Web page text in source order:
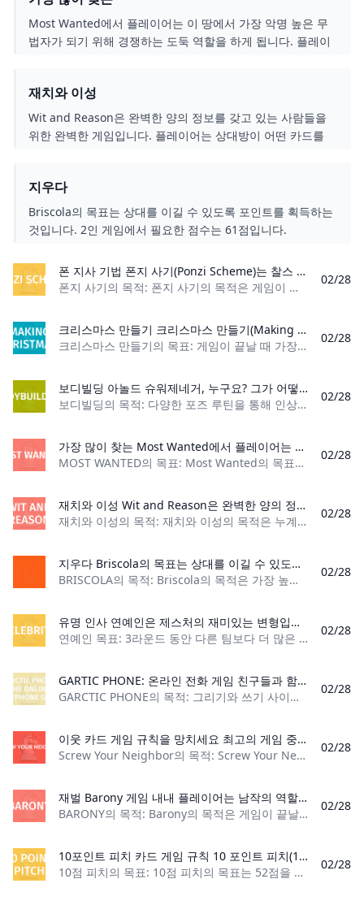
Most Wanted에서 플레이어는 이 땅에서 가장 악명 높은 무
법자가 되기 위해 경쟁하는 도둑 역할을 하게 됩니다. 플레이
는 한 문제가 되지 않습니다. 플레이어는 자신의 삶을 바로잡
고 모든 불쾌한 행위에 대해 교회에서 회개하기로 선택할 수
있으며, 보석금을 지불하기 위해 열심히 하루 일을 해야 할 수
재치와 이성
Wit and Reason은 완벽한 양의 정보를 갖고 있는 사람들을
위한 완벽한 게임입니다. 플레이어는 상대방이 어떤 카드를
벽한 수의 카드를 플레이하여 합이 31이 되도록 하는 것입니
다.
지우다
Briscola의 목표는 상대를 이길 수 있도록 포인트를 획득하는
것입니다. 2인 게임에서 필요한 점수는 61점입니다.
폰 지사 기법 폰지 사기(Ponzi Scheme)는 찰스 폰지가 1900년대 역사상 가장 악명 높은 금융 사기를 저지르기 위해 사용한 기술을 설명하는 데 사용되는 용어입니다. 플레이어는 게임이 진행되는 동안 사기꾼으로 행동합니다. 이들은 투자자를 속여 사기성 투자에 자금을 조달하도록 시도합니다. 플레이어는 파산을 피하고 포인트를 얻습니다. 누가 가장 오랫동안 플레이할 수 있을까요?
폰지 사기의 목적: 폰지 사기의 목적은 게임이 끝날 때 가장 많은 점수를 얻은 플레이어가 되는 것입니다. 플레이어 수: 3~5명 재료: 거래 봉투 1개, 현금, 시간 마커
02/28
크리스마스 만들기 크리스마스 만들기(Making Christmas)는 크리스마스의 악몽(The Nightmare Before Christmas) 세계를 배경으로 한 퍼즐 세트 컬렉션 카드 게임입니다. 플레이어는 장난감 부품을 배열하고 결합하여 장난감 조립을 완료하는 데 도움을 주어야 합니다. 이를 통해 플레이어는 목표 카드를 수집할 수 있으며, 게임이 끝날 때 가장 많은 목표 카드를 가진 플레이어가 승리합니다.
크리스마스 만들기의 목표: 게임이 끝날 때 가장 많은 골을 넣은 플레이어가 되세요. 플레이어 수: 2~6명 내용: 작업대 타일 4개, 장난감 부품 카드 40개, 목표 카
02/28
보디빌딩 아놀드 슈워제네거, 누구요? 그가 어떻게 최고로 알려지게 되었는지 알아보고, 스포츠로서의 보디빌딩 규칙을 배우십시오.
보디빌딩의 목적: 다양한 포즈 루틴을 통해 인상적인 수준의 근육질을 선보여 심사위원단의 가장 큰 호감을 얻습니다. 플레이어 수: 2명 이상 재료: 포즈를 취하는 트렁
02/28
가장 많이 찾는 Most Wanted에서 플레이어는 이 땅에서 가장 악명 높은 무법자가 되기 위해 경쟁하는 도둑 역할을 하게 됩니다. 플레이어는 정직한 개인으로 플레이할 수도 있고, 문제를 해결하기 위해 가끔 선의의 거짓말을 할 수도 있지만, 아무도 잡히지 않는 한 문제가 되지 않습니다. 플레이어는 자신의 삶을 바로잡고 모든 불쾌한 행위에 대해 교회에서 회개하기로 선택할 수 있으며, 보석금을 지불하기 위해 열심히 하루 일을 해야 할 수도 있습니다. 이야기는 당신에게 달려 있습니다.
MOST WANTED의 목표: Most Wanted의 목표는 점수판 끝에 가장 먼저 도달하는 플레이어가 되는 것입니다. 플레이어 수: 2~8명 재료: 점수판 1개, 액션 타일
02/28
재치와 이성 Wit and Reason은 완벽한 양의 정보를 갖고 있는 사람들을 위한 완벽한 게임입니다. 플레이어는 상대방이 어떤 카드를 사용할 수 있는지 지속적으로 알아야 하며, 이를 통해 중앙에 플레이할 카드를 쉽게 선택할 수 있습니다. 게임의 목표는 완벽한 수의 카드를 플레이하여 합이 31이 되도록 하는 것입니다.
재치와 이성의 목적: 재치와 이성의 목적은 누계 합계를 31로 만드는 카드를 사용하는 플레이어가 되는 것입니다. 플레이어 수: 2명 재료: 표준 52 카드 덱 1개 게임 유
02/28
지우다 Briscola의 목표는 상대를 이길 수 있도록 포인트를 획득하는 것입니다. 2인 게임에서 필요한 점수는 61점입니다.
BRISCOLA의 목적: Briscola의 목적은 가장 높은 가치의 포인트를 획득하는 것입니다. 플레이어 수: 2~6명(5명이 Briscola Chiamata를 플레
02/28
유명 인사 연예인은 제스처의 재미있는 변형입니다. 어떤 것의 이름을 추측하는 대신 유명 연예인의 이름만 추측하고 있습니다.
연예인 목표: 3라운드 동안 다른 팀보다 더 많은 유명인을 맞춰보세요. 플레이어 수: 4명 이상 재료: 선수당 펜 1개, 선수당 종이쪽지 5장, 모자 또는 그릇 1개, 타
02/28
GARTIC PHONE: 온라인 전화 게임 친구들과 함께 크게 웃게 만드는 게임을 하고 싶으신가요? 종이전화의 온라인 버전 Garctic Phone이 왔습니다!
GARCTIC PHONE의 목적: 그리기와 쓰기 사이를 전환하는 동안 원래 문구를 유지하도록 노력하세요. 플레이어 수: 4명 이상, 많을수록 좋습니다! 재료: 플레이어별 휴
02/28
이웃 카드 게임 규칙을 망치세요 최고의 게임 중 하나인 Screw Your Neighbor의 규칙과 전략을 알아보세요. 나중에도 친구가 있을 테니 걱정하지 마세요.
Screw Your Neighbor의 목적: Screw Your Neighbor의 목표는 각 라운드가 끝날 때 가장 낮은 순위의 카드를 갖지 않는 것입니다. 플레이어 수: 3명 이상 이웃을 조이
02/28
재벌 Barony 게임 내내 플레이어는 남작의 역할을 맡아 땅을 약탈하고 왕국을 확장합니다. 누가 새로운 왕이 될 것인가? 플레이어는 자원을 수집하고, 순위를 높이고, 더 많은 도시를 건설하여 점수를 얻습니다. 가장 많은 점수를 얻은 플레이어가 게임에서 승리하고 새로운 왕이 됩니다.
BARONY의 목적: Barony의 목적은 게임이 끝날 때 가장 많은 승점을 얻은 플레이어가 되는 것입니다. 플레이어 수: 2~4명 재료: 참조 시트 4개, 점수 카
02/28
10포인트 피치 카드 게임 규칙 10 포인트 피치(10 Point Pitch)는 4명이 즐길 수 있는 트릭 테이킹 카드 게임입니다. 목표는 당신의 팀이 상대방보다 먼저 52점을 획득하는 것입니다.
10점 피치의 목표: 10점 피치의 목표는 52점을 획득하는 것입니다. 플레이어 수: 4명 재료: 표준 52장 카드 데크, 구별 가능한 조커 2개, 점수 기록 방법 및 평
02/28